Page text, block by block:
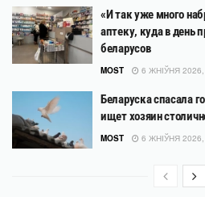
«И так уже много
аптеку, куда в день
беларусов
MOST 6 ЖНІЎНЯ 2026,
Беларуска спасала
ищет хозяин
MOST 6 ЖНІЎНЯ 2026,